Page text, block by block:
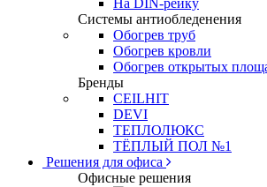
На DIN-рейку
Системы антиобледенения
Обогрев труб
Обогрев кровли
Обогрев открытых
Бренды
CEILHIT
DEVI
ТЕПЛОЛЮКС
ТЁПЛЫЙ ПОЛ №1
Решения для офиса
Офисные решения